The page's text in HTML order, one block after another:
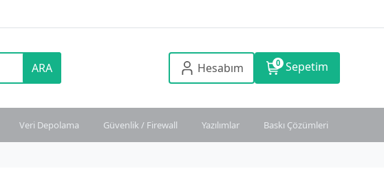
ARA Hesabım 0 Sepetim
Veri Depolama Güvenlik / Firewall Yazılımlar Baskı Çözümleri